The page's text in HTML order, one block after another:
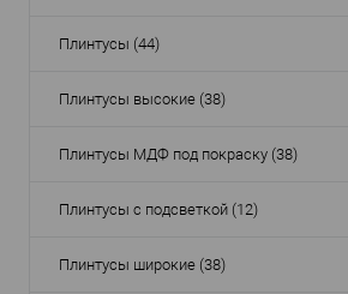
Плинтусы (44)
Плинтусы высокие (38)
Плинтусы МДФ под покраску (38)
Плинтусы с подсветкой (12)
Плинтусы широкие (38)